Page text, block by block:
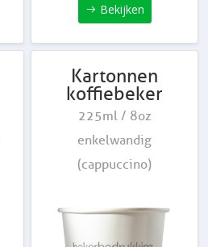
Bekijken
Kartonnen
koffiebeker
225ml / 8oz
enkelwandig
(cappuccino)